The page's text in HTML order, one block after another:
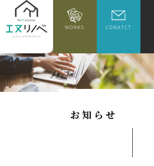
WORKS CONATCT
お知 ら せ